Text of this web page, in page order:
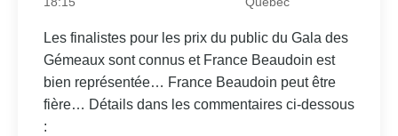
Les finalistes pour les prix du public du Gala des
Gémeaux sont connus et France Beaudoin est
bien représentée… France Beaudoin peut être
fière… Détails dans les commentaires ci-dessous
: